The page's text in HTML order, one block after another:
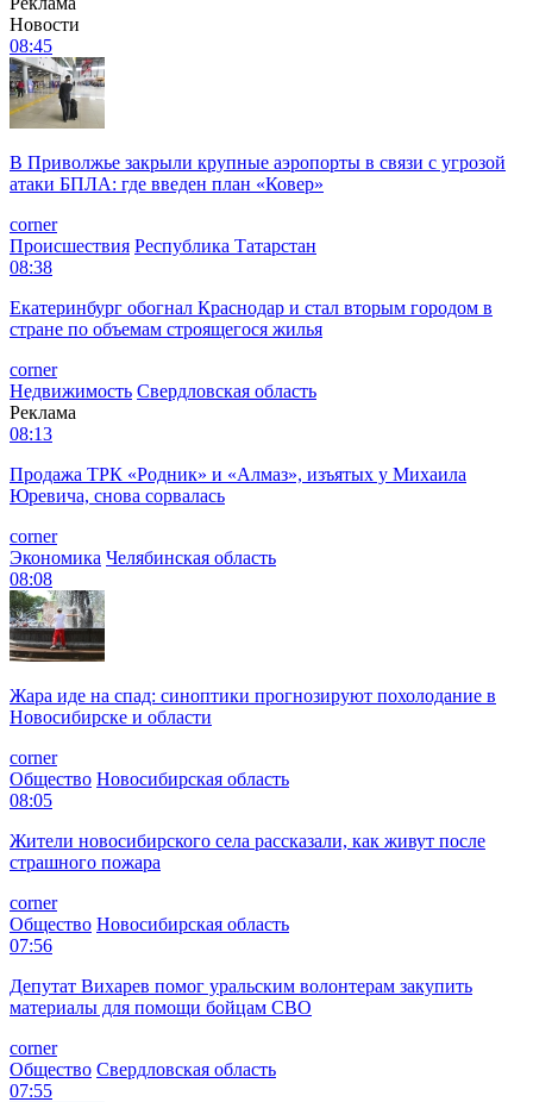
Новости
08:45
В Приволжье закрыли крупные аэропорты в связи с угрозой
атаки БПЛА: где введен план «Ковер»
corner
Происшествия Республика Татарстан
08:38
Екатеринбург обогнал Краснодар и стал вторым городом в
стране по объемам строящегося жилья
corner
Недвижимость Свердловская область
Реклама
08:13
Продажа ТРК «Родник» и «Алмаз», изъятых у Михаила
Юревича, снова сорвалась
corner
Экономика Челябинская область
08:08
Жара иде на спад: синоптики прогнозируют похолодание в
Новосибирске и области
corner
Общество Новосибирская область
08:05
Жители новосибирского села рассказали, как живут после
страшного пожара
corner
Общество Новосибирская область
07:56
Депутат Вихарев помог уральским волонтерам закупить
материалы для помощи бойцам СВО
corner
Общество Свердловская область
07:55